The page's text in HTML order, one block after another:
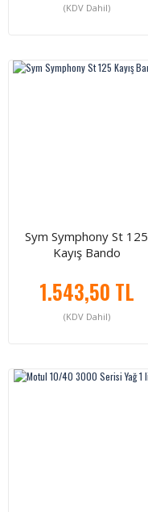
(KDV Dahil)
Sym Symphony St 125
Kayış Bando
1.543,50 TL
(KDV Dahil)